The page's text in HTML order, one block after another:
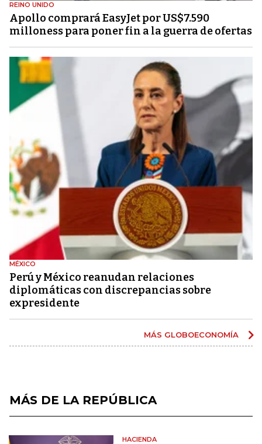
REINO UNIDO
Apollo comprará EasyJet por US$7.590
milloness para poner fin a la guerra de ofertas
MÉXICO
Perú y México reanudan relaciones
diplomáticas con discrepancias sobre
expresidente
MÁS GLOBOECONOMÍA
MÁS DE LA REPÚBLICA
HACIENDA